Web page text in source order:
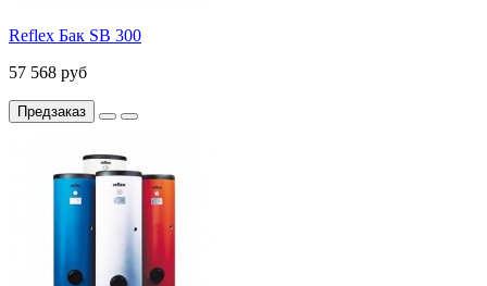
Reflex Бак SB 300
57 568 руб
Предзаказ